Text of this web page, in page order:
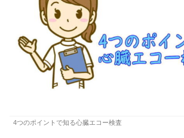
4つのポイントで知る心臓エコー検査